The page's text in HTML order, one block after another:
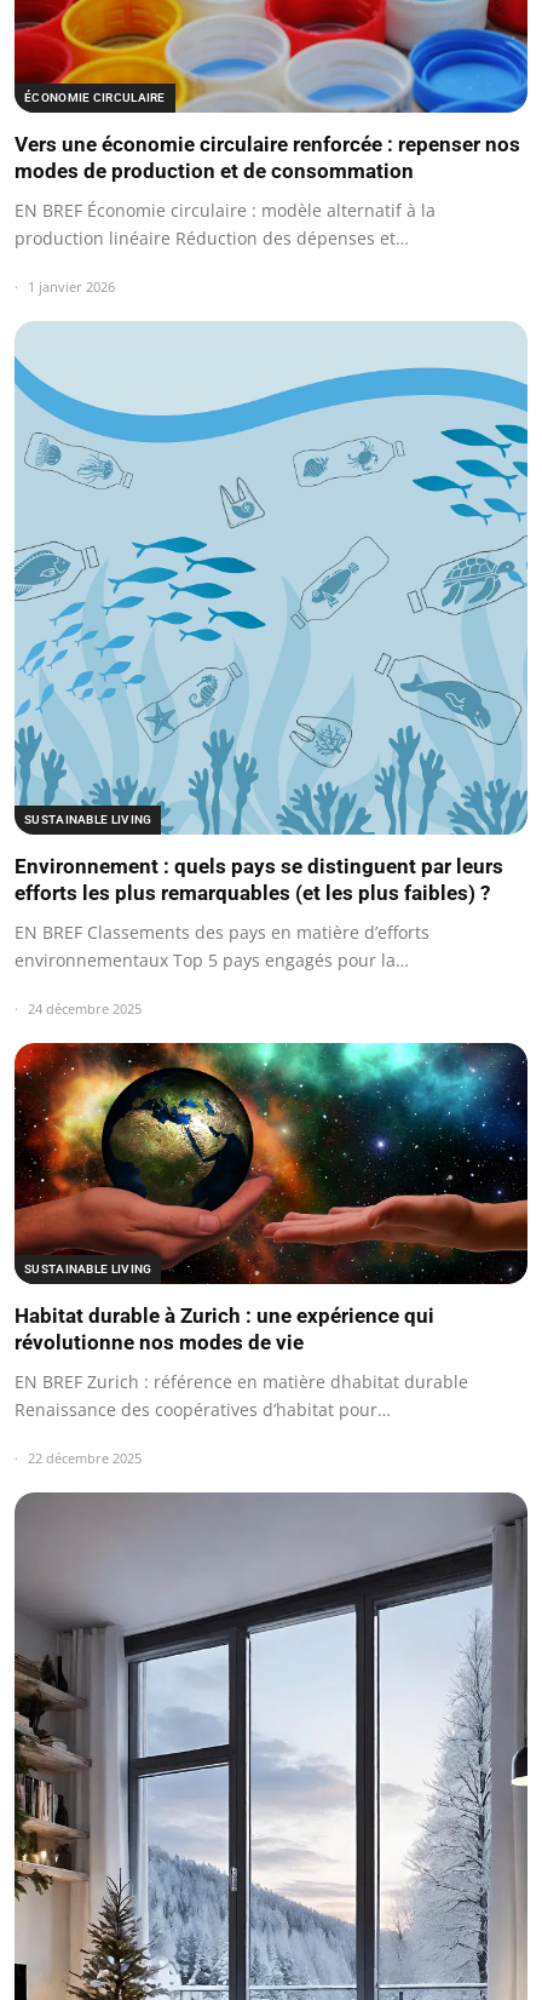
ÉCONOMIE CIRCULAIRE
Vers une économie circulaire renforcée : repenser nos
modes de production et de consommation
EN BREF Économie circulaire : modèle alternatif à la
production linéaire Réduction des dépenses et…
1 janvier 2026
SUSTAINABLE LIVING
Environnement : quels pays se distinguent par leurs
efforts les plus remarquables (et les plus faibles) ?
EN BREF Classements des pays en matière d’efforts
environnementaux Top 5 pays engagés pour la…
24 décembre 2025
SUSTAINABLE LIVING
Habitat durable à Zurich : une expérience qui
révolutionne nos modes de vie
EN BREF Zurich : référence en matière dhabitat durable
Renaissance des coopératives d’habitat pour…
22 décembre 2025